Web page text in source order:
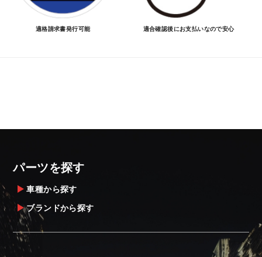
適格請求書発行可能 適合確認後にお支払いなので安心
パーツを探す
車種から探す
ブランドから探す